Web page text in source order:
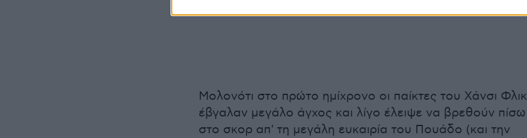
Μολονότι στο πρώτο ημίχρονο οι παίκτες του Χάνσι Φλικ
έβγαλαν μεγάλο άγχος και λίγο έλειψε να βρεθούν πίσω
στο σκορ απ' τη μεγάλη ευκαιρία του Πουάδο (και την